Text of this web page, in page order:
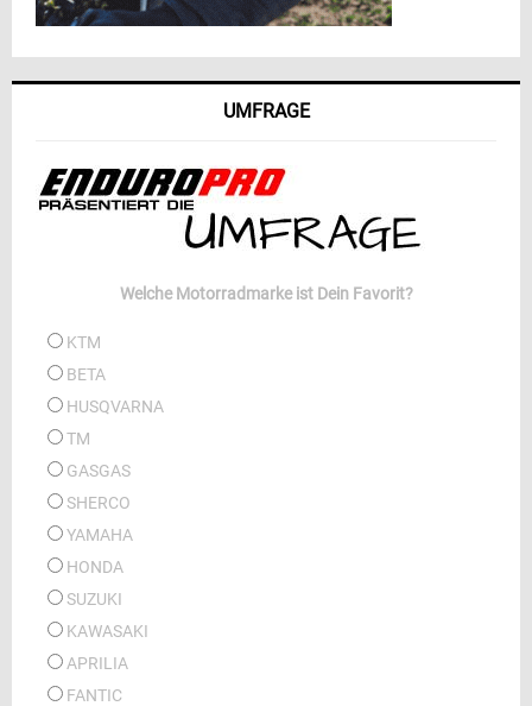
UMFRAGE
Welche Motorradmarke ist Dein Favorit?
KTM
BETA
HUSQVARNA
TM
GASGAS
SHERCO
YAMAHA
HONDA
SUZUKI
KAWASAKI
APRILIA
FANTIC